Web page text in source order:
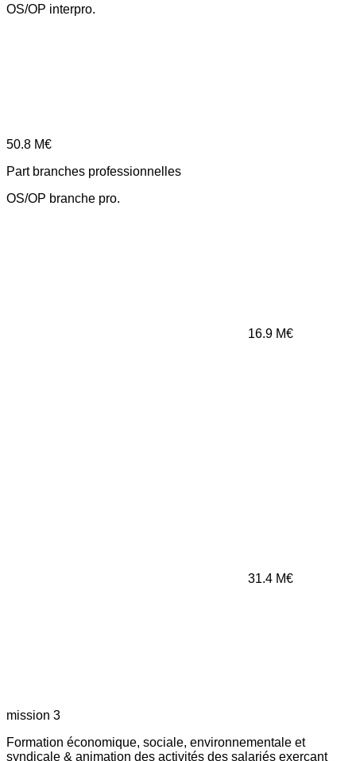
OS/OP interpro.
50.8 M€
Part branches professionnelles
OS/OP branche pro.
16.9 M€
31.4 M€
mission 3
Formation économique, sociale, environnementale et
syndicale & animation des activités des salariés exerçant